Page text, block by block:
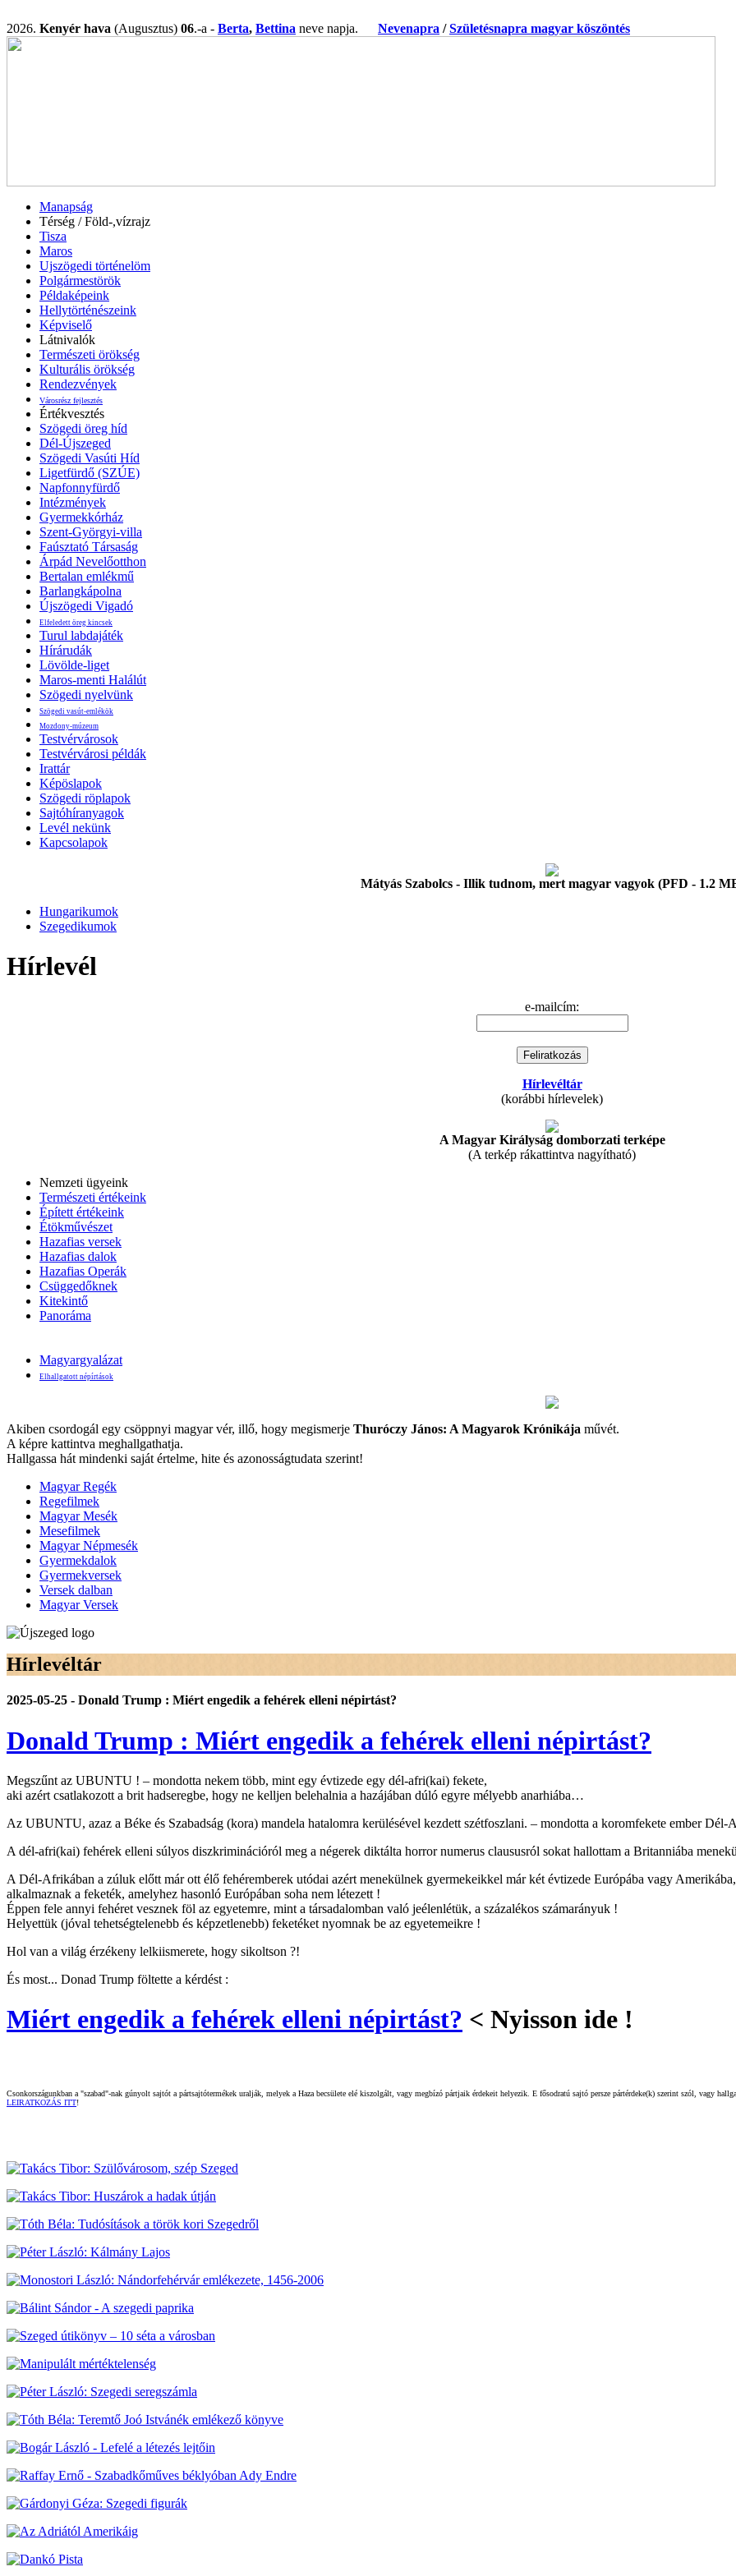
2026. Kenyér hava (Augusztus) 06.-a - Berta, Bettina neve napja. Nevenapra /Születésnapra magyar köszöntés
Manapság
Térség / Föld-,vízrajz
Tisza
Maros
Ujszögedi történelöm
Polgármestörök
Példaképeink
Hellytörténészeink
Képviselő
Látnivalók
Természeti örökség
Kulturális örökség
Rendezvények
Városrész fejlesztés
Értékvesztés
Szögedi öreg híd
Dél-Újszeged
Szögedi Vasúti Híd
Ligetfürdő (SZÚE)
Napfonnyfürdő
Intézmények
Gyermekkórház
Szent-Györgyi-villa
Faúsztató Társaság
Árpád Nevelőotthon
Bertalan emlékmű
Barlangkápolna
Újszögedi Vigadó
Elfeledett öreg kincsek
Turul labdajáték
Hírárudák
Lövölde-liget
Maros-menti Halálút
Szögedi nyelvünk
Szögedi vasút-emlékök
Mozdony-múzeum
Testvérvárosok
Testvérvárosi példák
Irattár
Képöslapok
Szögedi röplapok
Sajtóhíranyagok
Levél nekünk
Kapcsolapok
Mátyás Szabolcs - Illik tudnom, mert magyar vagyok (PFD - 1.2
Hungarikumok
Szegedikumok
Hírlevél
e-mailcím:
Hírlevéltár
(korábbi hírlevelek)
A Magyar Királyság domborzati terképe
(A terkép rákattintva nagyítható)
Nemzeti ügyeink
Természeti értékeink
Épített értékeink
Étökművészet
Hazafias versek
Hazafias dalok
Hazafias Operák
Csüggedőknek
Kitekintő
Panoráma
Magyargyalázat
Elhallgatott népírtások
Akiben csordogál egy csöppnyi magyar vér, illő, hogy megismerje Thuróczy János: A Magyarok Krónikája művét.
A képre kattintva meghallgathatja.
Hallgassa hát mindenki saját értelme, hite és azonosságtudata szerint!
Magyar Regék
Regefilmek
Magyar Mesék
Mesefilmek
Magyar Népmesék
Gyermekdalok
Gyermekversek
Versek dalban
Magyar Versek
Hírlevéltár
2025-05-25 - Donald Trump : Miért engedik a fehérek elleni népirtást?
Donald Trump : Miért engedik a fehérek elleni népirtást?
Megszűnt az UBUNTU ! – mondotta nekem több, mint egy évtizede egy dél-afri(kai) fekete,
aki azért csatlakozott a brit hadseregbe, hogy ne kelljen belehalnia a hazájában dúló egyre mélyebb anarhiába…
Az UBUNTU, azaz a Béke és Szabadság (kora) mandela hatalomra kerülésével kezdett szétfoszlani. – mondotta a koromfekete ember Dél-
A dél-afri(kai) fehérek elleni súlyos diszkriminációról meg a négerek diktálta horror numerus claususról sokat hallottam a Britanniába
A Dél-Afrikában a zúluk előtt már ott élő fehéremberek utódai azért menekülnek gyermekeikkel már két évtizede Európába vagy
alkalmaznak a feketék, amelyhez hasonló Európában soha nem létezett !
Éppen fele annyi fehéret vesznek föl az egyetemre, mint a társadalomban való jeélenlétük, a százalékos számarányuk !
Helyettük (jóval tehetségtelenebb és képzetlenebb) feketéket nyomnak be az egyetemeikre !
Hol van a világ érzékeny lelkiismerete, hogy sikoltson ?!
És most... Donad Trump föltette a kérdést :
Miért engedik a fehérek elleni népirtást? < Nyisson ide !
Csonkországunkban a "szabad"-nak gúnyolt sajtót a pártsajtótermékek uralják, melyek a Haza becsülete elé kiszolgált, vagy megbízó pártjaik érdekeit helyezik. E fősodratú sajtó persze pártérdeke(k) szerint szól, vagy
LEIRATKOZÁS ITT!